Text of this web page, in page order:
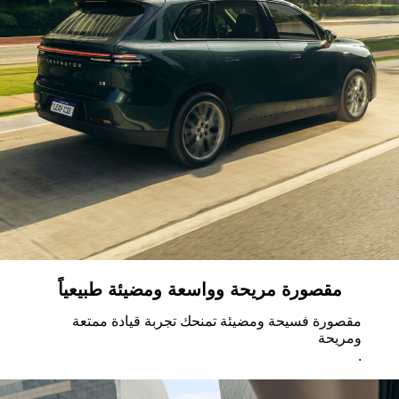
مقصورة مريحة وواسعة ومضيئة طبيعياً
مقصورة فسيحة ومضيئة تمنحك تجربة قيادة ممتعة
ومريحة
.